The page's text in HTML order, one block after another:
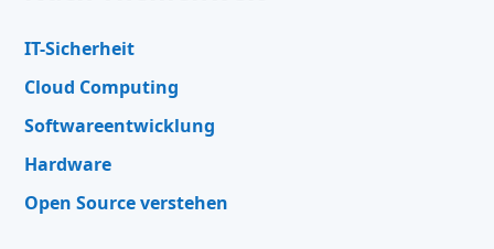
IT-Sicherheit
Cloud Computing
Softwareentwicklung
Hardware
Open Source verstehen